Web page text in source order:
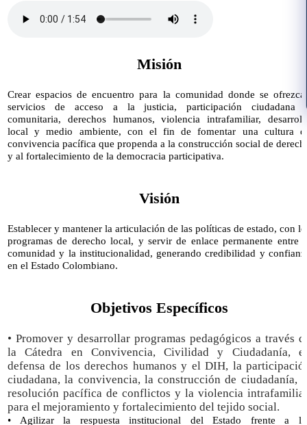
Misión
​​Crear espacios de encuentro para la comunidad donde se
servicios de ac​​ceso a la justicia, participación ciudadana
comunitaria, derechos humanos, violencia intrafamiliar,
local y medio ambiente, con el fin de fomentar una cultura
convivencia pacífica que propenda a la construcción social de
y al fortalecimiento de la democracia participativa.
Visión
Establecer y mantener la articulación de las políticas de estado, con
programas de derecho local, y servir de enlace permanente entre
comunidad y la institucionalidad, generando credibilidad y
en el Estado Colombiano.​
Objetivos Específicos
• ​Promover y desarrollar programas pedagógicos a través
la Cátedra en Convivencia, Civilidad y Ciudadanía,
defensa de los derechos humanos y el DIH, la
ciudadana, la convivencia, la construcción de ciudadanía,
resolución pacífica de conflictos y la violencia
para el mejoramiento y fortalecimiento del tejido social.
• Agilizar la respuesta institucional del Estado frente a